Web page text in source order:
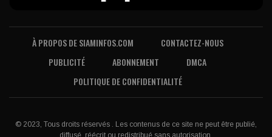
À PROPOS DE SIAMINFOS.COM
CONTACTEZ-NOUS
PUBLICITÉ
ABONNEMENT
DMCA
POLITIQUE DE CONFIDENTIALITÉ
© 2023, Tous droits réservés . Les contenus de ce site ne peut être publié,
diffusé, réécrit ou redistribué sans autorisation.